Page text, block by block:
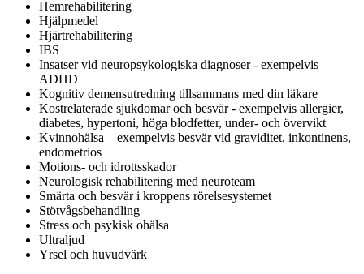
Hemrehabilitering
Hjälpmedel
Hjärtrehabilitering
IBS
Insatser vid neuropsykologiska diagnoser - exempelvis
ADHD
Kognitiv demensutredning tillsammans med din läkare
Kostrelaterade sjukdomar och besvär - exempelvis allergier,
diabetes, hypertoni, höga blodfetter, under- och övervikt
Kvinnohälsa – exempelvis besvär vid graviditet, inkontinens,
endometrios
Motions- och idrottsskador
Neurologisk rehabilitering med neuroteam
Smärta och besvär i kroppens rörelsesystemet
Stötvågsbehandling
Stress och psykisk ohälsa
Ultraljud
Yrsel och huvudvärk